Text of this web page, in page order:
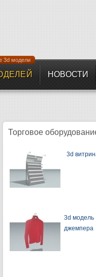
3d модели
НОВОСТИ
Торговое
3d
3d модель
джемпера